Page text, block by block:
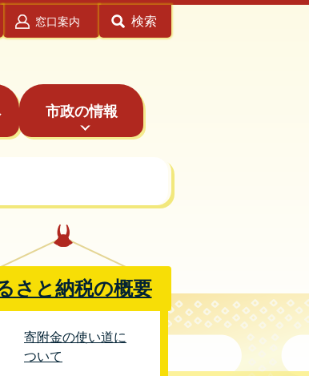
窓口案内 検索
市政の情報
さと納税の概要
寄附金の使い道に
ついて